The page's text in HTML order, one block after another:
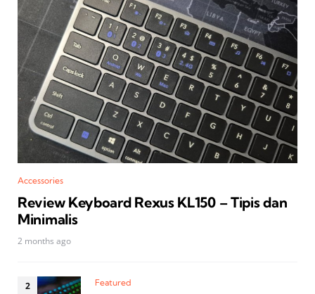
Accessories
Review Keyboard Rexus KL150 – Tipis dan
Minimalis
2 months ago
Featured